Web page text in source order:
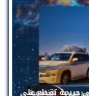
جريمة تقطع على